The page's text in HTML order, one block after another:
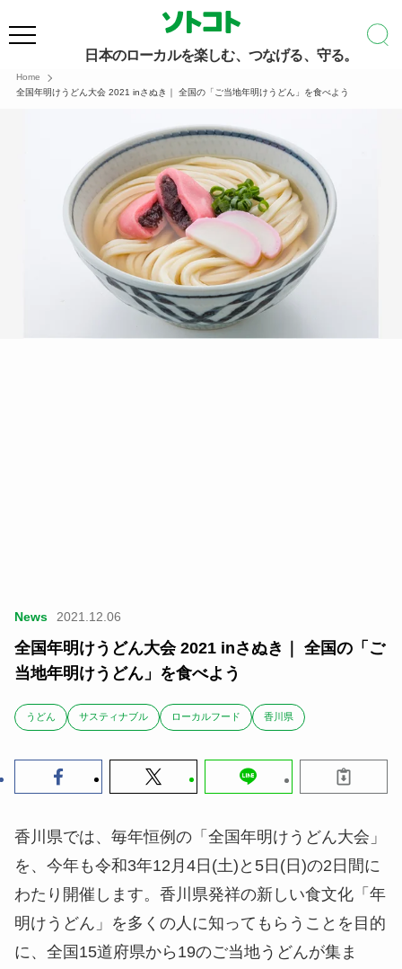
日本のローカルを楽しむ、つなげる、守る。
Home
全国年明けうどん大会 2021 inさぬき｜ 全国の「ご当地年明けうどん」を食べよう
News 2021.12.06
全国年明けうどん大会 2021 inさぬき｜ 全国の「ご
当地年明けうどん」を食べよう
うどん サスティナブル ローカルフード 香川県
香川県では、毎年恒例の「全国年明けうどん大会」
を、今年も令和3年12月4日(土)と5日(日)の2日間に
わたり開催します。香川県発祥の新しい食文化「年
明けうどん」を多くの人に知ってもらうことを目的
に、全国15道府県から19のご当地うどんが集ま